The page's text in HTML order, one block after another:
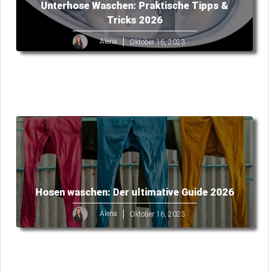
Unterhose Waschen: Praktische Tipps &
Tricks 2026
Alena Oktober 16, 2023
Hosen waschen: Der ultimative Guide 2026
Alena Oktober 16, 2023